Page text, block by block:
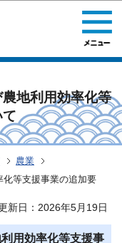
動
地利用効率化等
農業
等支援事業の追加要
新日：2026年5月19日
用効率化等支援事